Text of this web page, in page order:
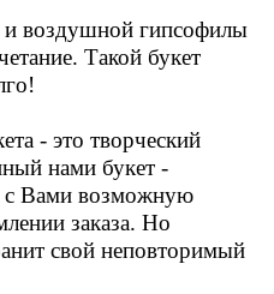
воздушной гипсофилы
Такой букет
- это творческий
нами букет -
с Вами возможную
заказа. Но
свой неповторимый